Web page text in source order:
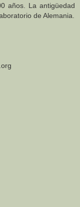
años. La antigüedad
de Alemania.